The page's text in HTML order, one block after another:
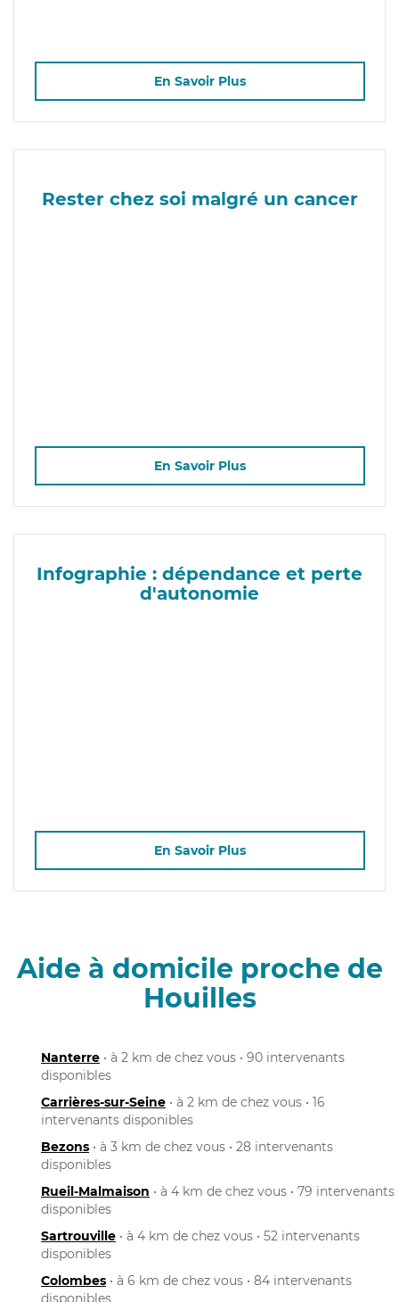
En Savoir Plus
Rester chez soi malgré un cancer
En Savoir Plus
Infographie : dépendance et perte
d'autonomie
En Savoir Plus
Aide à domicile proche de
Houilles
Nanterre • à 2 km de chez vous • 90 intervenants
disponibles
Carrières-sur-Seine • à 2 km de chez vous • 16
intervenants disponibles
Bezons • à 3 km de chez vous • 28 intervenants
disponibles
Rueil-Malmaison • à 4 km de chez vous • 79 intervenants
disponibles
Sartrouville • à 4 km de chez vous • 52 intervenants
disponibles
Colombes • à 6 km de chez vous • 84 intervenants
disponibles